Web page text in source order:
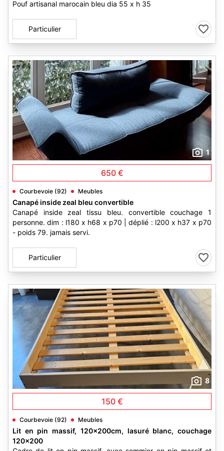
Pouf artisanal marocain bleu dia 55 x h 35
Particulier
1
650 €
Courbevoie (92) Meubles
Canapé inside zeal bleu convertible
Canapé inside zeal tissu bleu. convertible couchage 1
personne. dim : l180 x h68 x p70 | déplié : l200 x h37 x p70
- poids 79. jamais servi.
Particulier
8
150 €
Courbevoie (92) Meubles
Lit en pin massif, 120x200cm, lasuré blanc, couchage
120x200